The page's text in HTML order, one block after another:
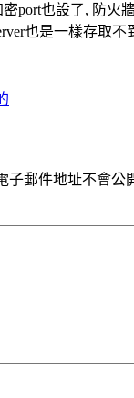
port也設了, 防火
也是一樣存取不
子郵件地址不會公